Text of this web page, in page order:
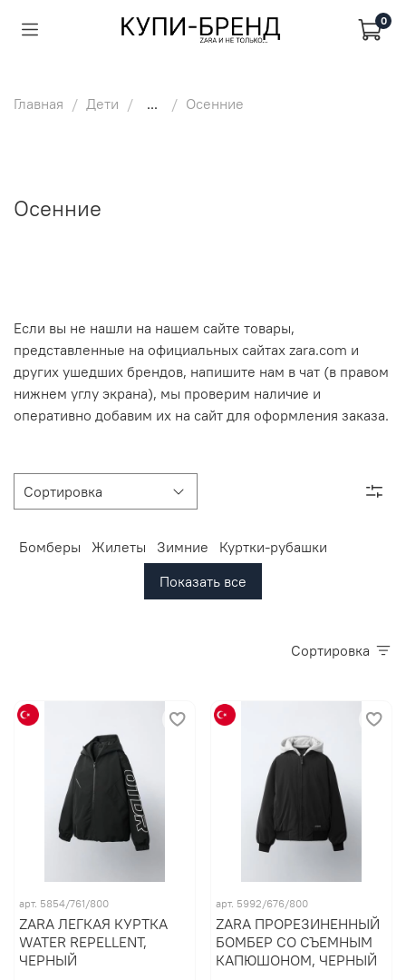
0
Главная Дети ... Осенние
Осенние
Если вы не нашли на нашем сайте товары,
представленные на официальных сайтах zara.com и
других ушедших брендов, напишите нам в чат (в правом
нижнем углу экрана), мы проверим наличие и
оперативно добавим их на сайт для оформления заказа.
Бомберы Жилеты Зимние
Куртки-рубашки
Показать все
Сортировка
арт. 5854/761/800
ZARA ЛЕГКАЯ КУРТКА
WATER REPELLENT,
ЧЕРНЫЙ
арт. 5992/676/800
ZARA ПРОРЕЗИНЕННЫЙ
БОМБЕР СО СЪЕМНЫМ
КАПЮШОНОМ, ЧЕРНЫЙ